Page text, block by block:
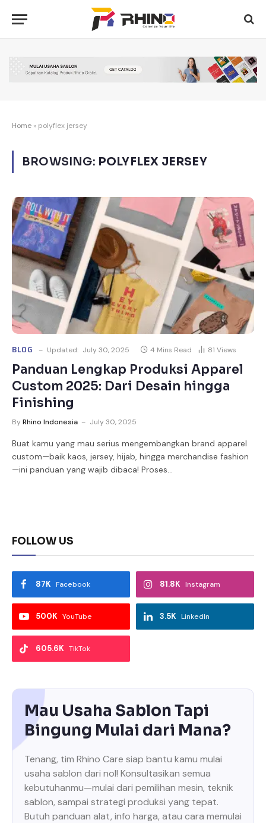
Home » polyflex jersey
BROWSING: POLYFLEX JERSEY
BLOG Updated: July 30, 2025 4 Mins Read 81 Views
Panduan Lengkap Produksi Apparel
Custom 2025: Dari Desain hingga
Finishing
ByRhino Indonesia July 30, 2025
Buat kamu yang mau serius mengembangkan brand apparel
custom—baik kaos, jersey, hijab, hingga merchandise fashion
—ini panduan yang wajib dibaca! Proses…
FOLLOW US
Facebook
87K Instagram
81.8K
YouTube
500K LinkedIn
3.5K
TikTok
605.6K
Mau Usaha Sablon Tapi
Bingung Mulai dari Mana?
Tenang, tim Rhino Care siap bantu kamu mulai
usaha sablon dari nol! Konsultasikan semua
kebutuhanmu—mulai dari pemilihan mesin, teknik
sablon, sampai strategi produksi yang tepat.
Butuh panduan alat, info harga, atau cara memulai